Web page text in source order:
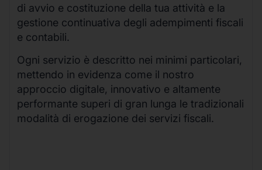
di avvio e costituzione della tua attività e la
gestione continuativa degli adempimenti fiscali
e contabili.
Ogni servizio è descritto nei minimi particolari,
mettendo in evidenza come il nostro
approccio digitale, innovativo e altamente
performante superi di gran lunga le tradizionali
modalità di erogazione dei servizi fiscali.